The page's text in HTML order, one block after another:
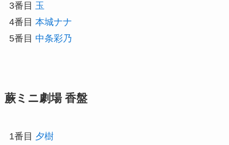
3番目 玉
4番目 本城ナナ
5番目 中条彩乃
蕨ミニ劇場 香盤
1番目 夕樹